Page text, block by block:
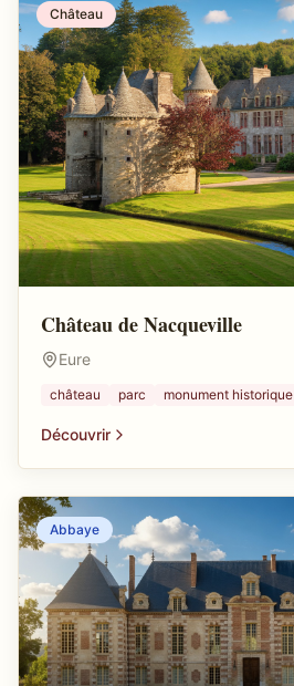
Château
Château de Nacqueville
Eure
château parc monument historique
Découvrir
Abbaye